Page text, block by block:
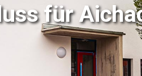
für